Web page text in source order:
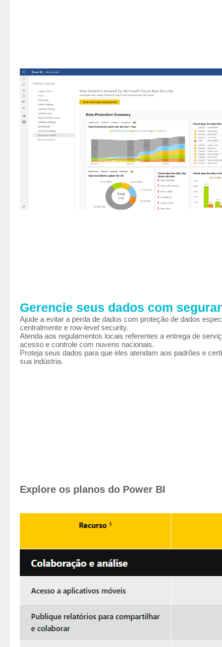
Gerencie seus dados com
Ajude a evitar a perda de dados com proteção de dados
centralmente e row-level security.
Atenda aos regulamentos locais referentes a entrega de
acesso e controle com nuvens nacionais.
Proteja seus dados para que eles atendam aos padrões e
sua indústria.
Explore os planos do Power BI